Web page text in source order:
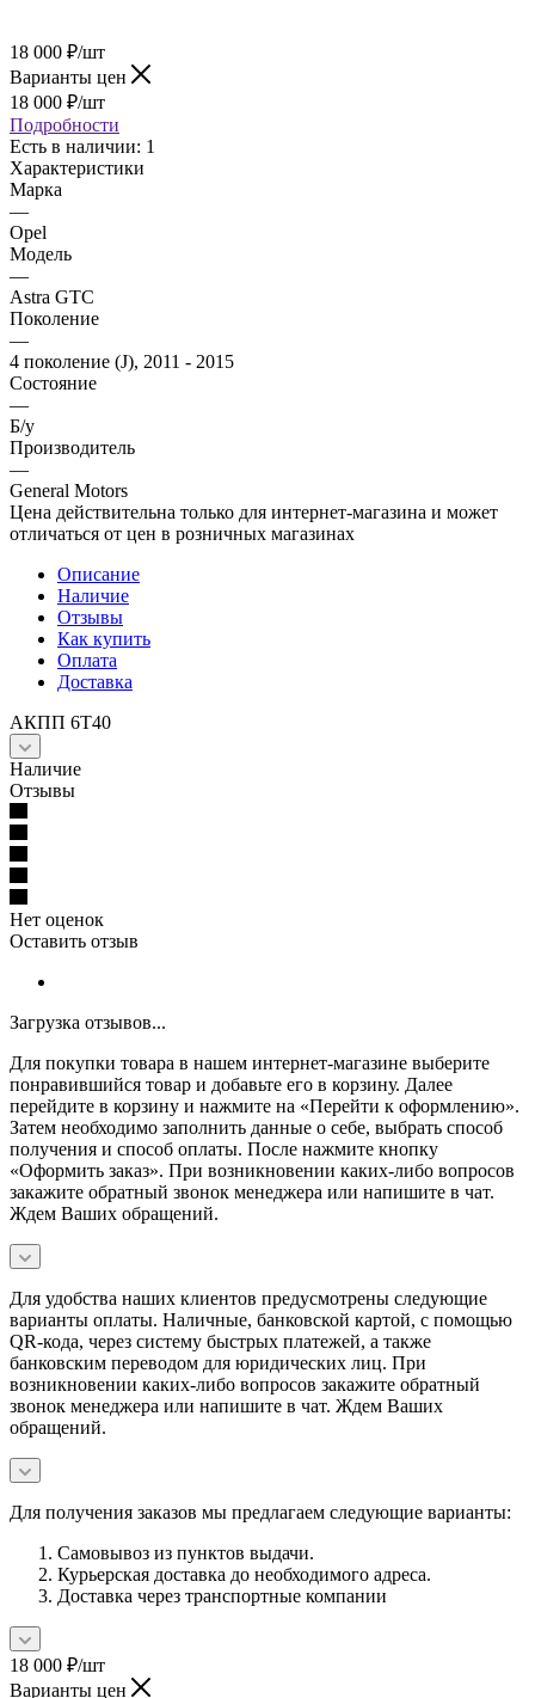
18 000 ₽/шт
Варианты цен
18 000 ₽/шт
Подробности
Есть в наличии: 1
Характеристики
Марка
—
Opel
Модель
—
Astra GTC
Поколение
—
4 поколение (J), 2011 - 2015
Состояние
—
Б/у
Производитель
—
General Motors
Цена действительна только для интернет-магазина и может
отличаться от цен в розничных магазинах
Описание
Наличие
Отзывы
Как купить
Оплата
Доставка
АКПП 6T40
Наличие
Отзывы
Нет оценок
Оставить отзыв
Загрузка отзывов...
Для покупки товара в нашем интернет-магазине выберите
понравившийся товар и добавьте его в корзину. Далее
перейдите в корзину и нажмите на «Перейти к оформлению».
Затем необходимо заполнить данные о себе, выбрать способ
получения и способ оплаты. После нажмите кнопку
«Оформить заказ». При возникновении каких-либо вопросов
закажите обратный звонок менеджера или напишите в чат.
Ждем Ваших обращений.
Для удобства наших клиентов предусмотрены следующие
варианты оплаты. Наличные, банковской картой, с помощью
QR-кода, через систему быстрых платежей, а также
банковским переводом для юридических лиц. При
возникновении каких-либо вопросов закажите обратный
звонок менеджера или напишите в чат. Ждем Ваших
обращений.
Для получения заказов мы предлагаем следующие варианты:
Самовывоз из пунктов выдачи.
Курьерская доставка до необходимого адреса.
Доставка через транспортные компании
18 000 ₽/шт
Варианты цен